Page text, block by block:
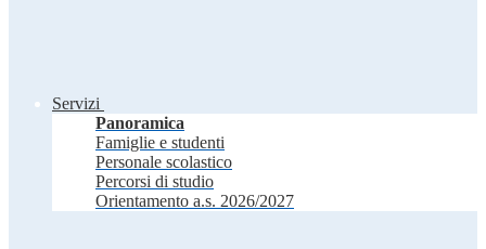
Servizi
Panoramica
Famiglie e studenti
Personale scolastico
Percorsi di studio
Orientamento a.s. 2026/2027